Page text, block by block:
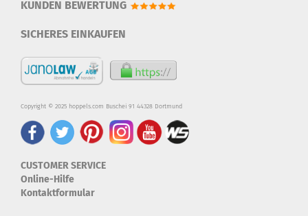
KUNDEN BEWERTUNG
SICHERES EINKAUFEN
Copyright © 2025 hoppels.com Buschei 91 44328 Dortmund
CUSTOMER SERVICE
Online-Hilfe
Kontaktformular